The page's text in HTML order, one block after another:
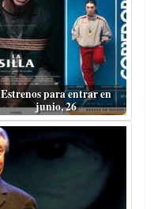
Estrenos para entrar en
junio, 26